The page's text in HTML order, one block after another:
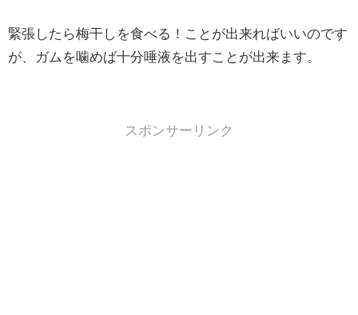
緊張したら梅干しを食べる！ことが出来ればいいのです
が、ガムを噛めば十分唾液を出すことが出来ます。
スポンサーリンク